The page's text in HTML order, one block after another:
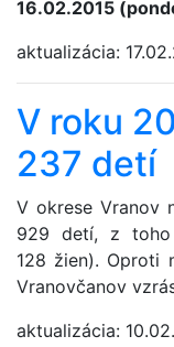
16.02.2015
aktualizácia:
V roku
237 detí
V okrese Vranov
929 detí, z toho
128 žien). Oproti
Vranovčanov
aktualizácia: